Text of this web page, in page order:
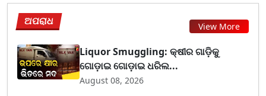
ଅପରାଧ View More
Liquor Smuggling: କ୍ଷୀର ଗାଡ଼ିକୁ
ଗୋଡ଼ାଇ ଗୋଡ଼ାଇ ଧରିଲ...
August 08, 2026